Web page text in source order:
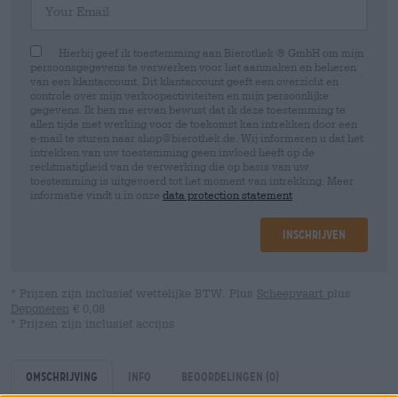
Hierbij geef ik toestemming aan Bierothek ® GmbH om mijn
persoonsgegevens te verwerken voor het aanmaken en beheren
van een klantaccount. Dit klantaccount geeft een overzicht en
controle over mijn verkoopactiviteiten en mijn persoonlijke
gegevens. Ik ben me ervan bewust dat ik deze toestemming te
allen tijde met werking voor de toekomst kan intrekken door een
e-mail te sturen naar shop@bierothek.de. Wij informeren u dat het
intrekken van uw toestemming geen invloed heeft op de
rechtmatigheid van de verwerking die op basis van uw
toestemming is uitgevoerd tot het moment van intrekking. Meer
informatie vindt u in onze data protection statement
Inschrijven
* Prijzen zijn inclusief wettelijke BTW. Plus Scheepvaart plus
Deponeren € 0,08
* Prijzen zijn inclusief accijns
Omschrijving Info Beoordelingen (0)